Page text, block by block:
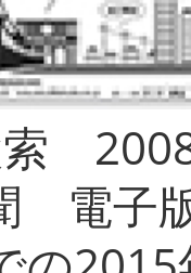
電子